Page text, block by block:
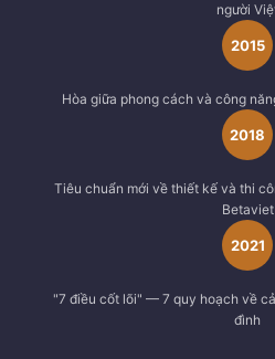
người
2015
Hòa giữa phong cách và công
2018
Tiêu chuẩn mới về thiết kế và thi
Betaviet
2021
"7 điều cốt lõi" — 7 quy hoạch về
đình